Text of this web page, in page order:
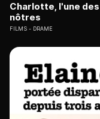
Charlotte, l'une des
nôtres
FILMS DRAME